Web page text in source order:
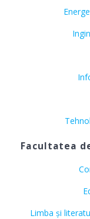
Facultatea
Limba și